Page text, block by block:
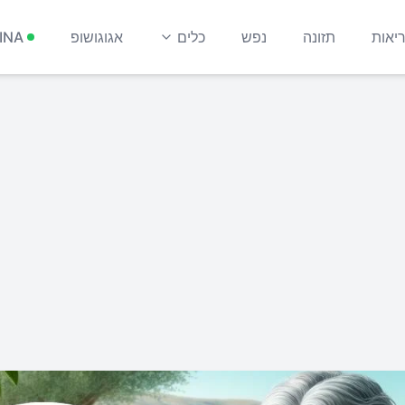
תזונה נפש כלים אגוגושופ